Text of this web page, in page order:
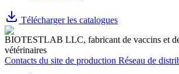
Télécharger les catalogues
BIOTESTLAB LLC, fabricant de vaccins et
vétérinaires
Contacts du site de production Réseau de